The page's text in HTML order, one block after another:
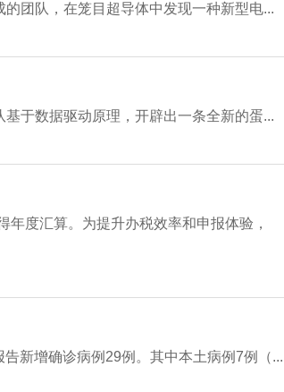
团队，在笼目超导体中发现一种新型电...
于数据驱动原理，开辟出一条全新的蛋...
度汇算。为提升办税效率和申报体验，
新增确诊病例29例。其中本土病例7例（...